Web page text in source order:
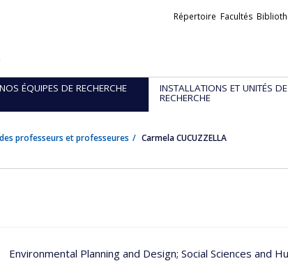
Liens
Répertoire Facultés
NOS ÉQUIPES DE RECHERCHE INSTALLATIONS ET UNITÉS DE
RECHERCHE
professeurs et professeures Carmela CUCUZZELLA
Environmental Planning and Design; Social Sciences and